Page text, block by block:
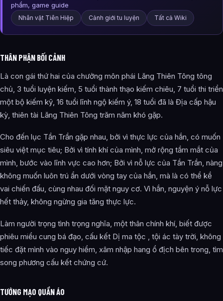
phẩm, game guide
Nhân vật Tiên Hiệp Cảnh giới tu luyện Tất cả Wiki
THÂN PHẬN BỐI CẢNH
Là con gái thứ hai của chưởng môn phái Lăng Thiên Tông tông
chủ, 3 tuổi luyện kiếm, 5 tuổi thành thạo kiếm chiêu, 7 tuổi thi triển
một bộ kiếm kỹ, 16 tuổi lĩnh ngộ kiếm ý, 18 tuổi đã là Địa cấp hậu
kỳ, thiên tài Lăng Thiên Tông trăm năm khó gặp.
Cho đến lục Tần Trần gặp nhau, bởi vì thực lực của hắn, có muốn
siêu việt mục tiêu; Bởi vì tính khí của mình, mở rộng tầm mắt của
mình, bước vào lĩnh vực cao hơn; Bởi vì nỗ lực của Tần Trần, nàng
không muốn luôn trú ẩn dưới vòng tay của hắn, mà là có thể kề
vai chiến đấu, cùng nhau đối mặt nguy cơ. Vì hắn, nguyện ý nỗ lực
hết thảy, không ngừng gia tăng thực lực.
Làm người trọng tình trọng nghĩa, một thân chính khí, biết được
phiêu miểu cung bá đạo, cấu kết Dị ma tộc , tội ác tày trời, không
tiếc đặt mình vào nguy hiểm, xâm nhập hang ổ địch bên trong, tìm
song phương cấu kết chứng cứ.
TƯỚNG MẠO QUẦN ÁO